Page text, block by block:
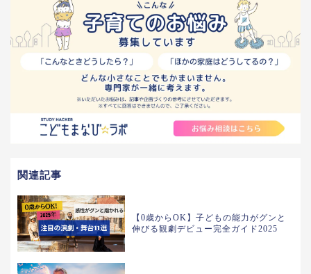
関連記事
【0歳からOK】子どもの能力がグンと
伸びる観劇デビュー完全ガイド2025